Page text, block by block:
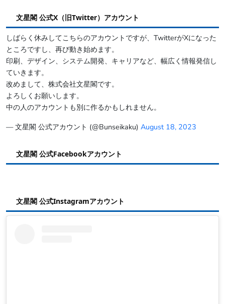
文星閣 公式X（旧Twitter）アカウント
しばらく休みしてこちらのアカウントですが、TwitterがXになった
ところですし、再び動き始めます。
印刷、デザイン、システム開発、キャリアなど、幅広く情報発信し
ていきます。
改めまして、株式会社文星閣です。
よろしくお願いします。
中の人のアカウントも別に作るかもしれません。
— 文星閣 公式アカウント (@Bunseikaku) August 18, 2023
文星閣 公式Facebookアカウント
文星閣 公式Instagramアカウント